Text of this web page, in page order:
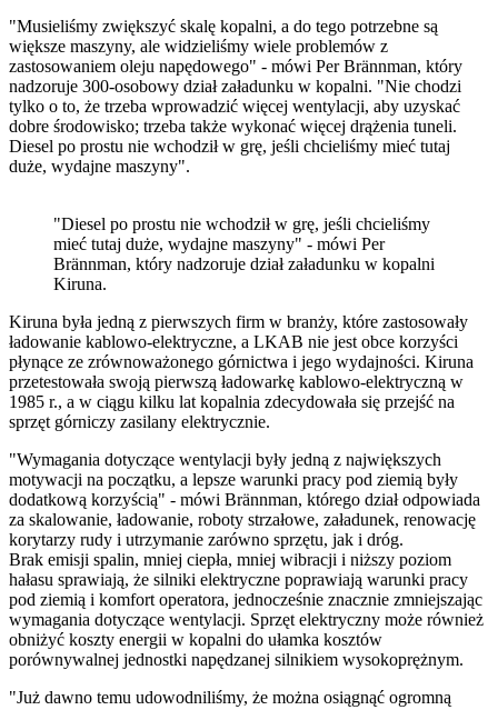
"Musieliśmy zwiększyć skalę kopalni, a do tego potrzebne są
większe maszyny, ale widzieliśmy wiele problemów z
zastosowaniem oleju napędowego" - mówi Per Brännman, który
nadzoruje 300-osobowy dział załadunku w kopalni. "Nie chodzi
tylko o to, że trzeba wprowadzić więcej wentylacji, aby uzyskać
dobre środowisko; trzeba także wykonać więcej drążenia tuneli.
Diesel po prostu nie wchodził w grę, jeśli chcieliśmy mieć tutaj
duże, wydajne maszyny".
"Diesel po prostu nie wchodził w grę, jeśli chcieliśmy
mieć tutaj duże, wydajne maszyny" - mówi Per
Brännman, który nadzoruje dział załadunku w kopalni
Kiruna.
Kiruna była jedną z pierwszych firm w branży, które zastosowały
ładowanie kablowo-elektryczne, a LKAB nie jest obce korzyści
płynące ze zrównoważonego górnictwa i jego wydajności. Kiruna
przetestowała swoją pierwszą ładowarkę kablowo-elektryczną w
1985 r., a w ciągu kilku lat kopalnia zdecydowała się przejść na
sprzęt górniczy zasilany elektrycznie.
"Wymagania dotyczące wentylacji były jedną z największych
motywacji na początku, a lepsze warunki pracy pod ziemią były
dodatkową korzyścią" - mówi Brännman, którego dział odpowiada
za skalowanie, ładowanie, roboty strzałowe, załadunek, renowację
korytarzy rudy i utrzymanie zarówno sprzętu, jak i dróg.
Brak emisji spalin, mniej ciepła, mniej wibracji i niższy poziom
hałasu sprawiają, że silniki elektryczne poprawiają warunki pracy
pod ziemią i komfort operatora, jednocześnie znacznie zmniejszając
wymagania dotyczące wentylacji. Sprzęt elektryczny może również
obniżyć koszty energii w kopalni do ułamka kosztów
porównywalnej jednostki napędzanej silnikiem wysokoprężnym.
"Już dawno temu udowodniliśmy, że można osiągnąć ogromną